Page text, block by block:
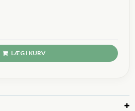
LÆG I KURV